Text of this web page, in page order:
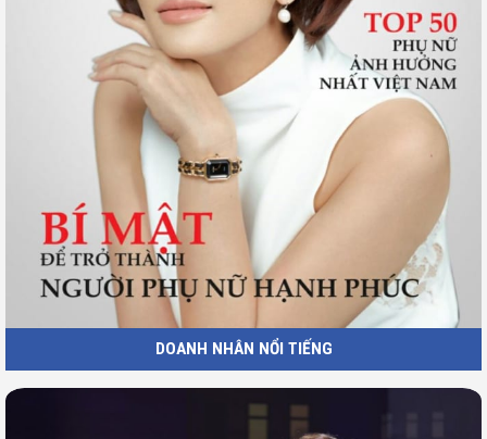
DOANH NHÂN NỔI TIẾNG